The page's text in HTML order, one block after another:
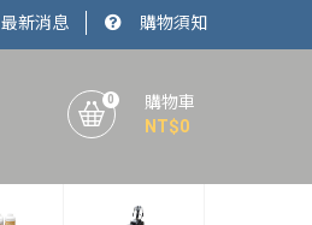
最新消息 購物須知
0
購物車
NT$0